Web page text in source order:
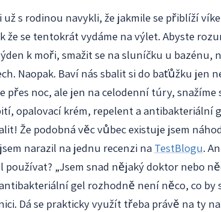
už s rodinou navykli, že jakmile se přiblíží
že se tentokrát vydáme na výlet. Abyste
k moři, smažit se na sluníčku u bazénu,
Naopak. Baví nás sbalit si do baťůžku jen
přes noc, ale jen na celodenní túry,
opalovací krém, repelent a antibakteriální
Že podobná věc vůbec existuje jsem
narazil na jednu recenzi na TestBlogu.
„Jsem snad nějaký doktor nebo
gel rozhodně není něco, co
Dá se prakticky využít třeba právě na ty